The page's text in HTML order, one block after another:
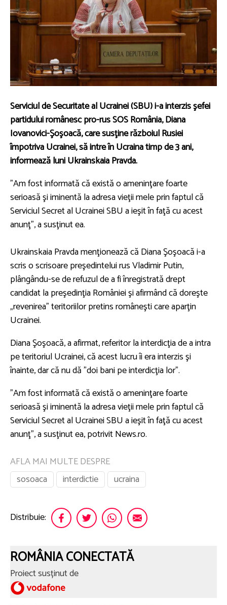
Serviciul de Securitate al Ucrainei (SBU) i-a interzis şefei
partidului românesc pro-rus SOS România, Diana
Iovanovici-Şoşoacă, care susţine războiul Rusiei
împotriva Ucrainei, să intre în Ucraina timp de 3 ani,
informează luni Ukrainskaia Pravda.
”Am fost informată că există o ameninţare foarte
serioasă şi iminentă la adresa vieţii mele prin faptul că
Serviciul Secret al Ucrainei SBU a ieşit în faţă cu acest
anunţ”, a susţinut ea.
Ukrainskaia Pravda menţionează că Diana Şoşoacă i-a
scris o scrisoare preşedintelui rus Vladimir Putin,
plângându-se de refuzul de a fi înregistrată drept
candidat la preşedinţia României şi afirmând că doreşte
„revenirea” teritoriilor pretins româneşti care aparţin
Ucrainei.
Diana Şoşoacă, a afirmat, referitor la interdicţia de a intra
pe teritoriul Ucrainei, că acest lucru îi era interzis şi
înainte, dar că nu dă ”doi bani pe interdicţia lor”.
”Am fost informată că există o ameninţare foarte
serioasă şi iminentă la adresa vieţii mele prin faptul că
Serviciul Secret al Ucrainei SBU a ieşit în faţă cu acest
anunţ”, a susţinut ea, potrivit News.ro.
AFLA MAI MULTE DESPRE
sosoaca
interdictie ucraina
Distribuie:
ROMÂNIA CONECTATĂ
Proiect susținut de